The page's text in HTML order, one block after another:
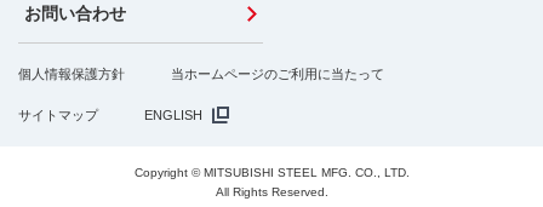
お問い合わせ
個人情報保護方針 当ホームページのご利用に当たって
サイトマップ ENGLISH
Copyright © MITSUBISHI STEEL MFG. CO., LTD.
All Rights Reserved.